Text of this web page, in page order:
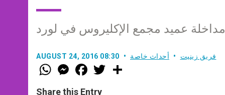
مداخلة عميد مجمع الإكليروس في لورد
AUGUST 24, 2016 08:30 فريق زينيت أحداث خاصة
W
h
t
M
e
s
F
a
e
w
Share this Entry